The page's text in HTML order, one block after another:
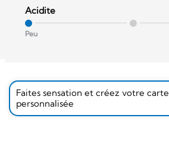
Acidite
Peu
Faites sensation et créez votre carte
personnalisée